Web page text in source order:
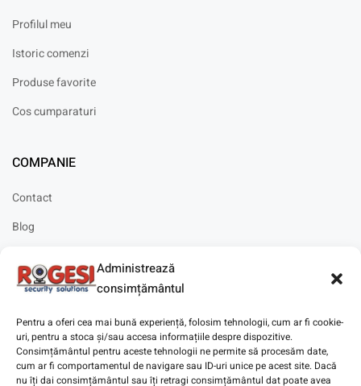
Administrează
consimțământul
Pentru a oferi cea mai bună experiență, folosim tehnologii, cum ar fi cookie-
uri, pentru a stoca și/sau accesa informațiile despre dispozitive.
Consimțământul pentru aceste tehnologii ne permite să procesăm date,
cum ar fi comportamentul de navigare sau ID-uri unice pe acest site. Dacă
nu îți dai consimțământul sau îți retragi consimțământul dat poate avea
Profilul meu
Istoric comenzi
Produse favorite
Cos cumparaturi
COMPANIE
Contact
Blog
Solicitare instalare
Copyright © 2025Digitaz.